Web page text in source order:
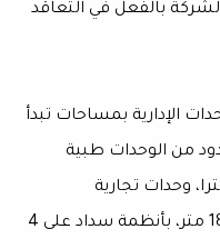
بالفعل في التعاقد
الإدارية بمساحات تبدأ
عدد محدود من الوحدات طبية
تبدأ من 38 مترا إلى 165 مترا، وحدات تجارية
بمساحات تبدأ من 38 مترا وحتى 1800 متر، بأنظمة سداد على 4